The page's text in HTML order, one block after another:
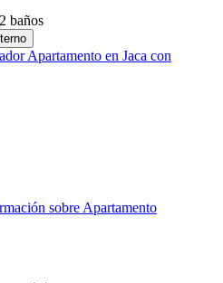
baños
Apartamento en Jaca con
sobre Apartamento